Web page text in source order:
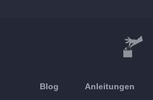
Blog Anleitungen